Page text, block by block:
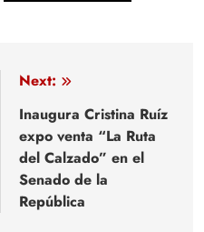
Next:
Inaugura Cristina Ruíz
expo venta “La Ruta
del Calzado” en el
Senado de la
República